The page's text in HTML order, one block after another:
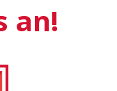
an!